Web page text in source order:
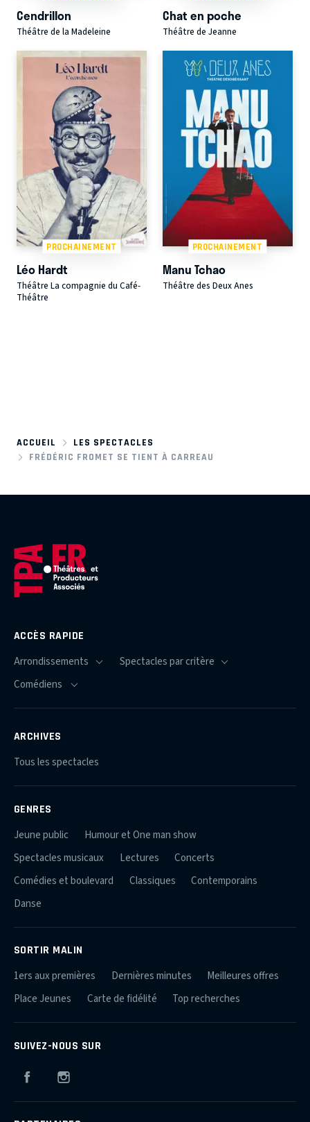
Cendrillon
Théâtre de la Madeleine
Chat en poche
Théâtre de Jeanne
PROCHAINEMENT
Léo Hardt
Théâtre La compagnie du Café-
Théâtre
PROCHAINEMENT
Manu Tchao
Théâtre des Deux Anes
ACCUEIL
LES SPECTACLES
FRÉDÉRIC FROMET SE TIENT À CARREAU
ACCÈS RAPIDE
ARCHIVES
Tous les spectacles
GENRES
Jeune public
Humour et One man show
Spectacles musicaux
Lectures
Concerts
Comédies et boulevard
Classiques
Contemporains
Danse
SORTIR MALIN
1ers aux premières Dernières minutes
Meilleures offres
Place Jeunes
Carte de fidélité Top recherches
SUIVEZ-NOUS SUR
Facebook